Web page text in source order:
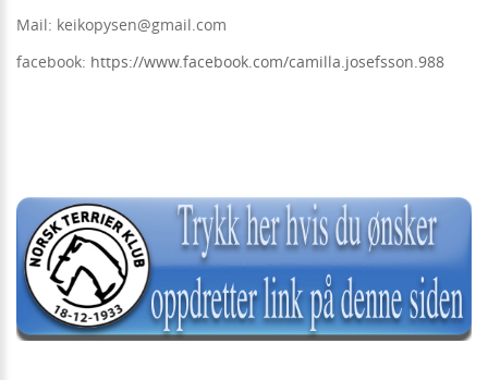
Mail: keikopysen@gmail.com
facebook: https://www.facebook.com/camilla.josefsson.988